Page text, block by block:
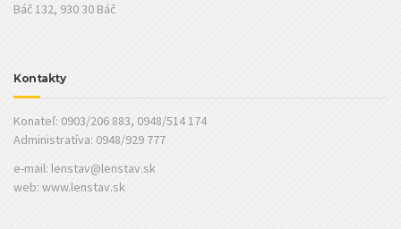
Báč 132, 930 30 Báč
Kontakty
Konateľ: 0903/206 883, 0948/514 174
Administratíva: 0948/929 777
e-mail: lenstav@lenstav.sk
web: www.lenstav.sk